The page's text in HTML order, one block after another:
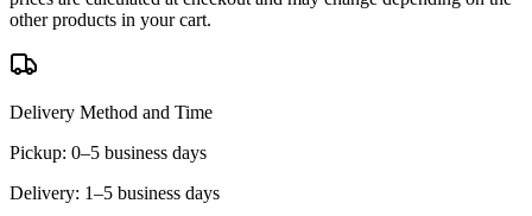
other products in your cart.
Delivery Method and Time
Pickup: 0–5 business days
Delivery: 1–5 business days